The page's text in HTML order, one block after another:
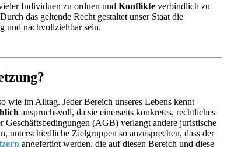
Individuen zu ordnen und Konflikte verbindlich zu
das geltende Recht gestaltet unser Staat die
und nachvollziehbar sein.
wie im Alltag. Jeder Bereich unseres Lebens kennt
anspruchsvoll, da sie einerseits konkretes, rechtliches
Geschäftsbedingungen (AGB) verlangt andere juristische
unterschiedliche Zielgruppen so anzusprechen, dass der
angefertigt werden, die auf diesen Bereich und diese